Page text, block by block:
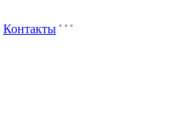
Контакты